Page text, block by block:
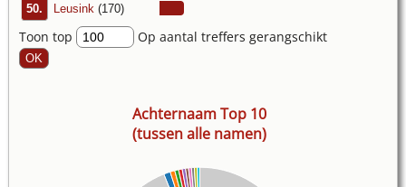
50. Leusink (170)
Toon top Op aantal treffers gerangschikt
Achternaam Top 10
(tussen alle namen)